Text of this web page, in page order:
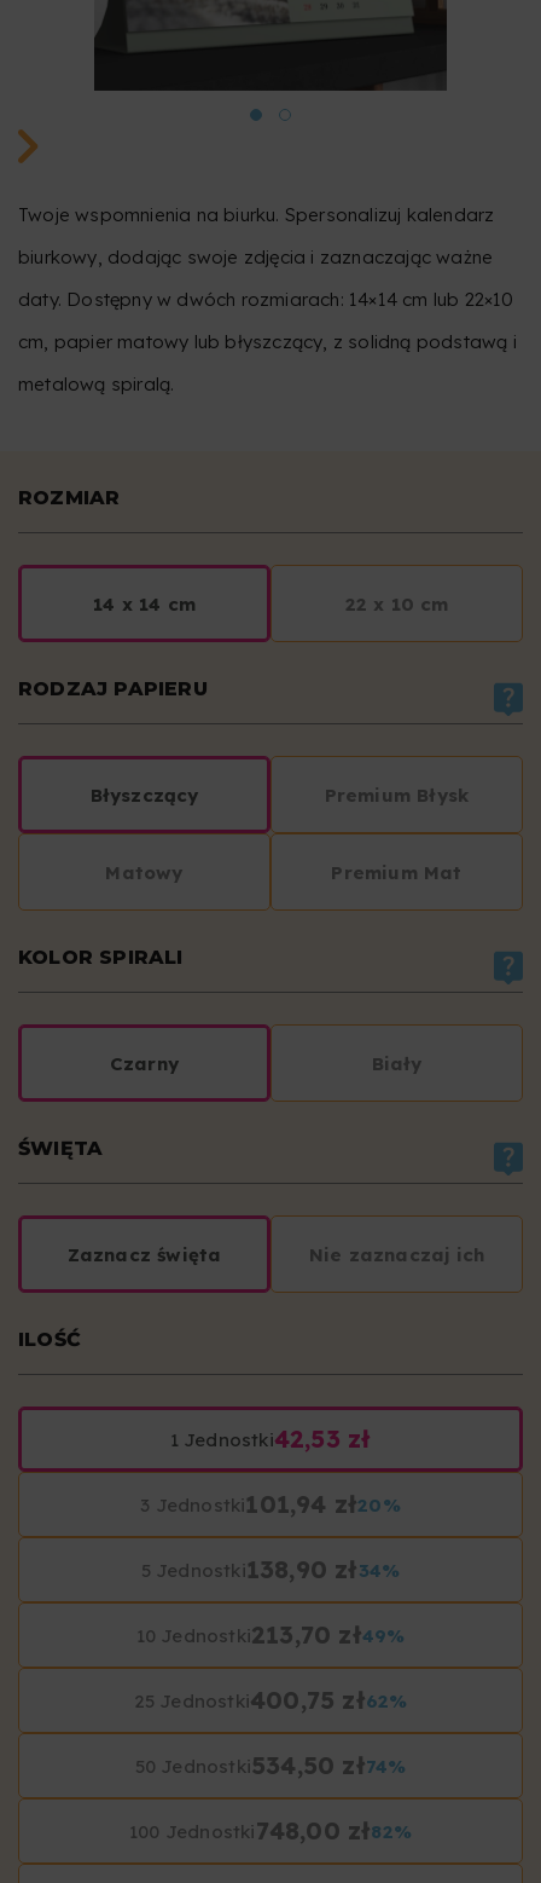
Twoje wspomnienia na biurku. Spersonalizuj kalendarz
biurkowy, dodając swoje zdjęcia i zaznaczając ważne
daty. Dostępny w dwóch rozmiarach: 14×14 cm lub 22×10
cm, papier matowy lub błyszczący, z solidną podstawą i
metalową spiralą.
ROZMIAR
14 x 14 cm 22 x 10 cm
RODZAJ PAPIERU
Błyszczący Premium Błysk
Matowy Premium Mat
KOLOR SPIRALI
Czarny Biały
ŚWIĘTA
Zaznacz święta Nie zaznaczaj ich
ILOŚĆ
1 Jednostki42,53 zł
3 Jednostki101,94 zł20%
5 Jednostki138,90 zł34%
10 Jednostki213,70 zł49%
25 Jednostki400,75 zł62%
50 Jednostki534,50 zł74%
100 Jednostki748,00 zł82%